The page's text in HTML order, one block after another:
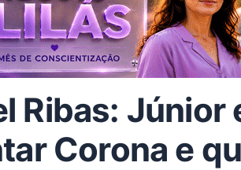
Ribas: Júnior
Corona e